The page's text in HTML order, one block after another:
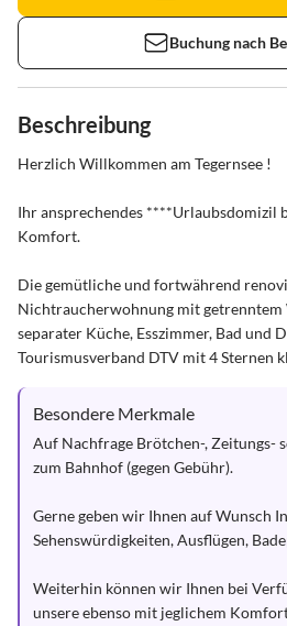
Buchung nach
Beschreibung
Herzlich Willkommen am Tegernsee !
Ihr ansprechendes ****Urlaubsdomizil
Komfort.
Die gemütliche und fortwährend
Nichtraucherwohnung mit getrenntem
separater Küche, Esszimmer, Bad und
Tourismusverband DTV mit 4 Sternen
Besondere Merkmale
Auf Nachfrage Brötchen-, Zeitungs-
zum Bahnhof (gegen Gebühr).
Gerne geben wir Ihnen auf Wunsch
Sehenswürdigkeiten, Ausflügen,
Weiterhin können wir Ihnen bei
unsere ebenso mit jeglichem